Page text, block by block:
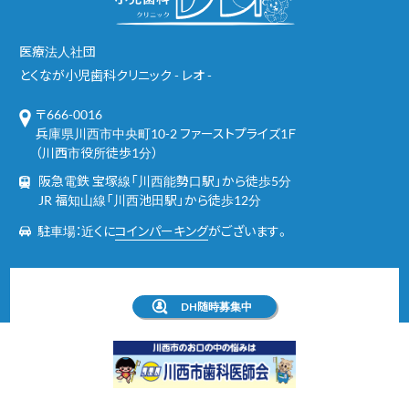
医療法人社団
とくなが小児歯科クリニック - レオ -
〒666-0016
兵庫県川西市中央町10-2 ファーストプライズ1Ｆ
（川西市役所徒歩1分）
阪急電鉄 宝塚線「川西能勢口駅」から徒歩5分
JR 福知山線「川西池田駅」から徒歩12分
駐車場：近くにコインパーキングがございます。
DH随時募集中